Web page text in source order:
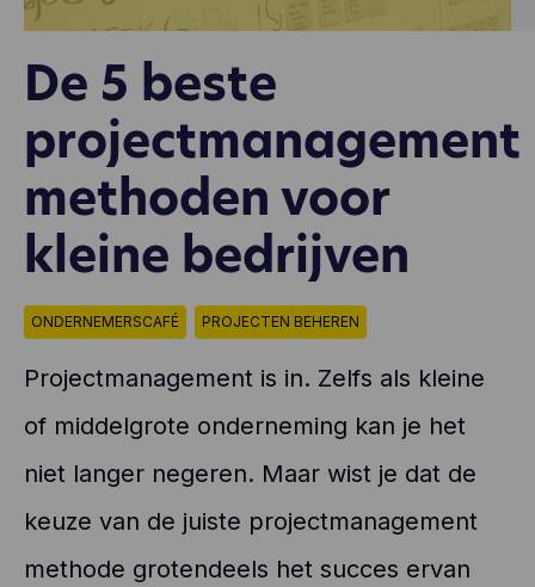
De 5 beste
projectmanagement
methoden voor
kleine bedrijven
ONDERNEMERSCAFÉ PROJECTEN BEHEREN
Projectmanagement is in. Zelfs als kleine
of middelgrote onderneming kan je het
niet langer negeren. Maar wist je dat de
keuze van de juiste projectmanagement
methode grotendeels het succes ervan